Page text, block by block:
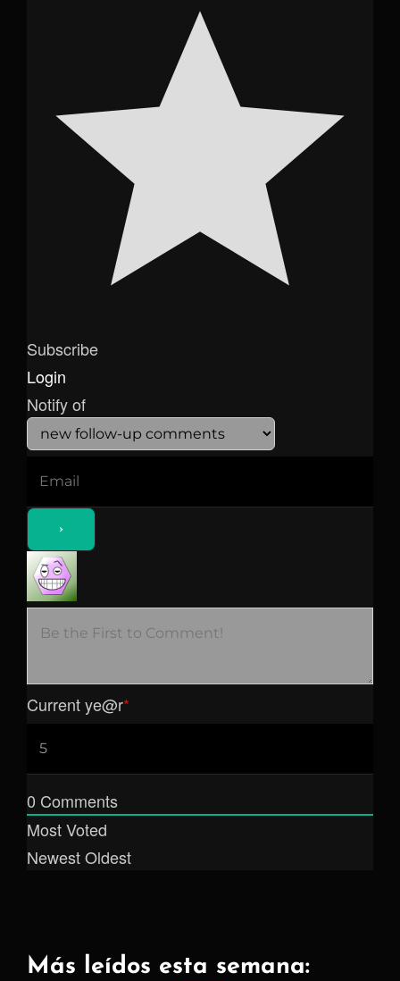
Subscribe
Login
Notify of
Current ye@r*
0 Comments
Most Voted
NewestOldest
Más leídos esta semana: